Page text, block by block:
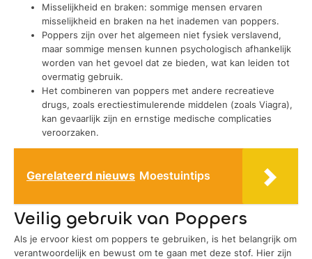
Misselijkheid en braken: sommige mensen ervaren
misselijkheid en braken na het inademen van poppers.
Poppers zijn over het algemeen niet fysiek verslavend,
maar sommige mensen kunnen psychologisch afhankelijk
worden van het gevoel dat ze bieden, wat kan leiden tot
overmatig gebruik.
Het combineren van poppers met andere recreatieve
drugs, zoals erectiestimulerende middelen (zoals Viagra),
kan gevaarlijk zijn en ernstige medische complicaties
veroorzaken.
Gerelateerd nieuws Moestuintips
Veilig gebruik van Poppers
Als je ervoor kiest om poppers te gebruiken, is het belangrijk om
verantwoordelijk en bewust om te gaan met deze stof. Hier zijn